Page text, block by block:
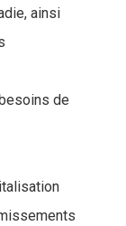
ainsi
de